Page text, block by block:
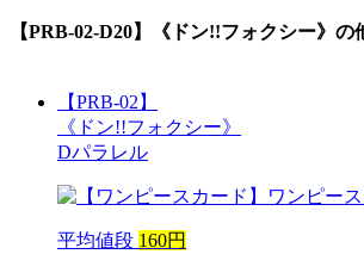
【PRB-02-D20】《ドン!!フォクシー》 の
【PRB-02】
《ドン!!フォクシー》
Dパラレル
平均値段 160円